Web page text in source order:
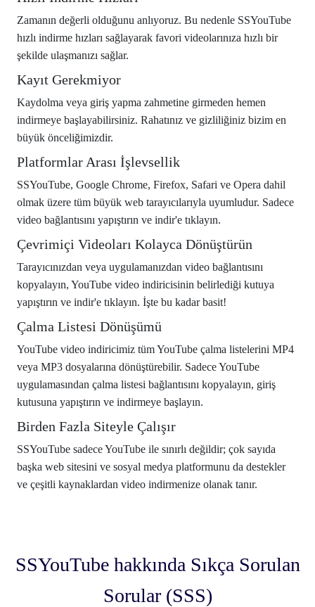
Zamanın değerli olduğunu anlıyoruz. Bu nedenle SSYouTube
hızlı indirme hızları sağlayarak favori videolarınıza hızlı bir
şekilde ulaşmanızı sağlar.
Kayıt Gerekmiyor
Kaydolma veya giriş yapma zahmetine girmeden hemen
indirmeye başlayabilirsiniz. Rahatınız ve gizliliğiniz bizim en
büyük önceliğimizdir.
Platformlar Arası İşlevsellik
SSYouTube, Google Chrome, Firefox, Safari ve Opera dahil
olmak üzere tüm büyük web tarayıcılarıyla uyumludur. Sadece
video bağlantısını yapıştırın ve indir'e tıklayın.
Çevrimiçi Videoları Kolayca Dönüştürün
Tarayıcınızdan veya uygulamanızdan video bağlantısını
kopyalayın, YouTube video indiricisinin belirlediği kutuya
yapıştırın ve indir'e tıklayın. İşte bu kadar basit!
Çalma Listesi Dönüşümü
YouTube video indiricimiz tüm YouTube çalma listelerini MP4
veya MP3 dosyalarına dönüştürebilir. Sadece YouTube
uygulamasından çalma listesi bağlantısını kopyalayın, giriş
kutusuna yapıştırın ve indirmeye başlayın.
Birden Fazla Siteyle Çalışır
SSYouTube sadece YouTube ile sınırlı değildir; çok sayıda
başka web sitesini ve sosyal medya platformunu da destekler
ve çeşitli kaynaklardan video indirmenize olanak tanır.
SSYouTube hakkında Sıkça Sorulan
Sorular (SSS)